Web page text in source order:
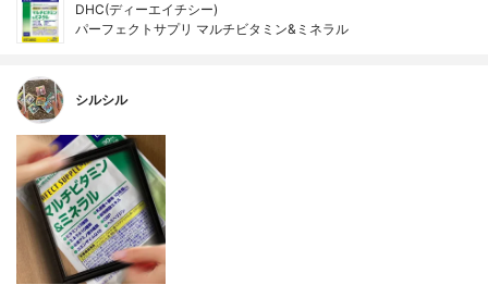
DHC(ディーエイチシー)
パーフェクトサプリ マルチビタミン&ミネラル
シルシル